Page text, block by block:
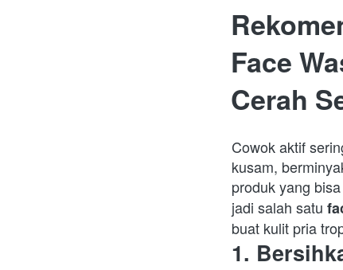
Face
Cerah
Cowok aktif
kusam,
produk yang
jadi salah satu
buat kulit pria
1.